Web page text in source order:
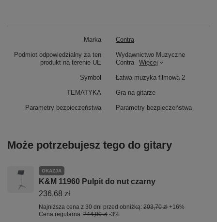
Marka Contra
Podmiot odpowiedzialny za ten
produkt na terenie UE
Wydawnictwo Muzyczne
Contra
Więcej
Symbol Łatwa muzyka filmowa 2
TEMATYKA Gra na gitarze
Parametry bezpieczeństwa Parametry bezpieczeństwa
Może potrzebujesz tego do gitary
OKAZJA
K&M 11960 Pulpit do nut czarny
236,68 zł
Najniższa cena z 30 dni przed obniżką: 203,70 zł +16%
Cena regularna: 244,00 zł -3%